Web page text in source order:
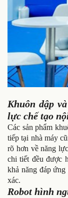
Khuôn dập
lực chế tạo
Các sản phẩm
tiếp tại nhà máy
rõ hơn về năng
chi tiết đều được
khả năng đáp
xác.
Robot hình